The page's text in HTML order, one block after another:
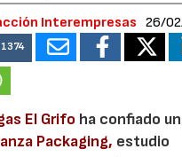
Interempresas 26/
1374
El Grifo ha confiado
Packaging, estudio